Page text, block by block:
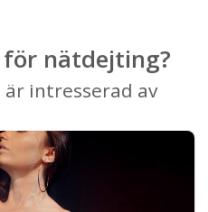
nätdejting?
är intresserad av